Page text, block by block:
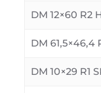
DM 12×60 R2
DM
DM 10×29 R1